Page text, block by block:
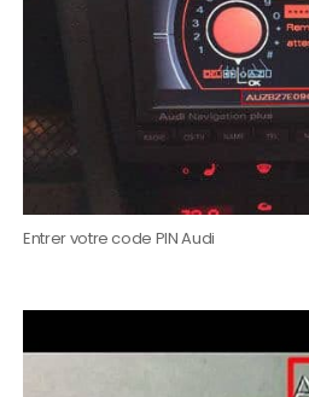
Entrer votre code PIN Audi